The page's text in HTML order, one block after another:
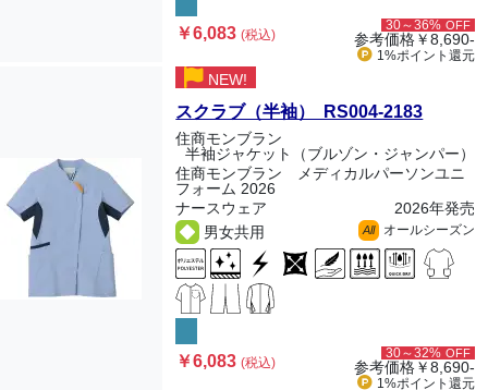
￥6,083(税込)
30～36% OFF
参考価格￥8,690-
1%ポイント 還元
NEW!
スクラブ（半袖） RS004-2183
住商モンブラン
半袖ジャケット（ブルゾン・ジャンパー）
住商モンブラン メディカルパーソンユニ
フォーム 2026
ナースウェア
2026年発売
男女共用
All オールシーズン
￥6,083(税込)
30～32% OFF
参考価格￥8,690-
1%ポイント 還元